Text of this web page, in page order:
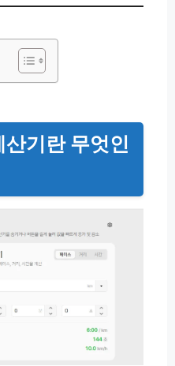
산기란 무엇인